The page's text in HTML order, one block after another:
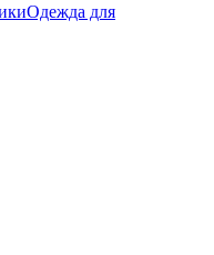
Одежда для